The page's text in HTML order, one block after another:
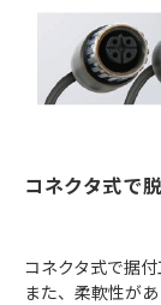
コネクタ式で
コネクタ式で据
また、柔軟性が